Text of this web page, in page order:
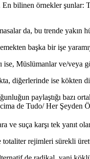
En bilinen örnekler
da, bu trende
başka bir işe
ise, Müslümanlar ve/
diğerlerinde ise kökten
paylaştığı bazı
de Tudo/ Her Şeyden
ve suça karşı tek yanıt
rejimleri sürekli